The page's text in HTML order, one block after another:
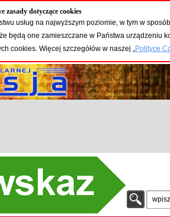
zasady dotyczące cookies
usług na najwyższym poziomie, w tym w
będą one zamieszczane w Państwa urządzeniu
cookies. Więcej szczegółów w naszej „Polityce